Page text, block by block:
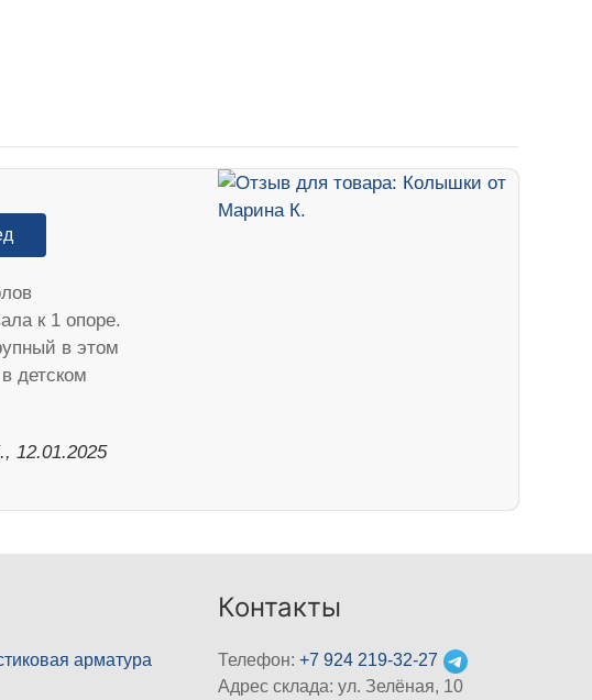
к 1 опоре.
в этом
детском
12.01.2025
арматура
Контакты
Телефон:+7 924 219-32-27
Адрес склада: ул. Зелёная, 10